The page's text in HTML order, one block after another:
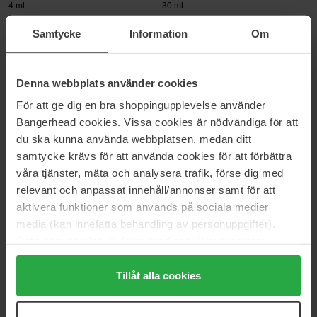
Samtycke Information Om
Denna webbplats använder cookies
För att ge dig en bra shoppingupplevelse använder
Bangerhead cookies. Vissa cookies är nödvändiga för att
du ska kunna använda webbplatsen, medan ditt
samtycke krävs för att använda cookies för att förbättra
våra tjänster, mäta och analysera trafik, förse dig med
relevant och anpassat innehåll/annonser samt för att
aktivera funktioner som används på sociala medier
media (kan innefatta behandling av personuppgifter).
Genom att trycka på "Tillåt alla cookies" accepterar du
alla cookies, medan du under "Detaljer" kan anpassa
användningen av cookies. Du kan när som helst återkalla
Tillåt alla cookies
4 ml
Normaali hinta 26 €
30 ml
Normaali hinta 86 €
Balance Detox Drops 2%
120 ml
30 €
Normaali hinta 33 €
Banana Bright Plus Eye Stick
35 €
Normaali hinta 39 €
Sivu 1/2
Ole Henriksen uskoo, että ihon säännöllisellä kuorinnalla, hoidolla